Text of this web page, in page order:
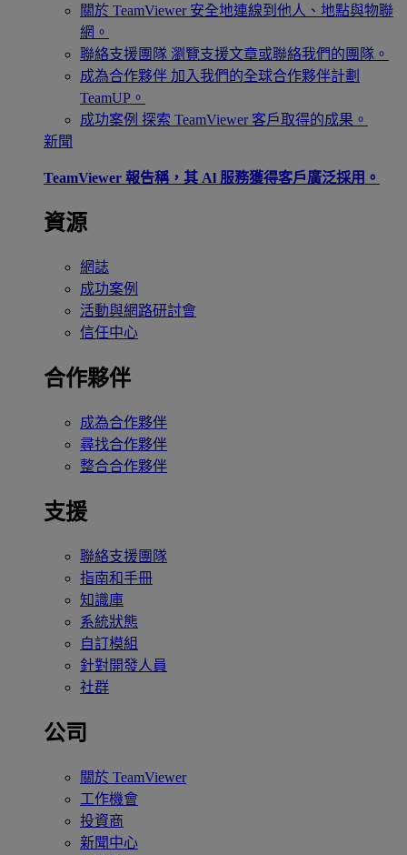
關於 TeamViewer 安全地連線到他人、地點與物聯
網。
聯絡支援團隊 瀏覽支援文章或聯絡我們的團隊。
成為合作夥伴 加入我們的全球合作夥伴計劃
TeamUP。
成功案例 探索 TeamViewer 客戶取得的成果。
新聞
TeamViewer 報告稱，其 Al 服務獲得客戶廣泛採用。
資源
網誌
成功案例
活動與網路研討會
信任中心
合作夥伴
成為合作夥伴
尋找合作夥伴
整合合作夥伴
支援
聯絡支援團隊
指南和手冊
知識庫
系統狀態
自訂模組
針對開發人員
社群
公司
關於 TeamViewer
工作機會
投資商
新聞中心